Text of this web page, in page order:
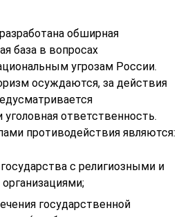
обширная
база в вопросах
угрозам России.
осуждаются, за действия
ответственность.
противодействия являются:
с религиозными и
государственной